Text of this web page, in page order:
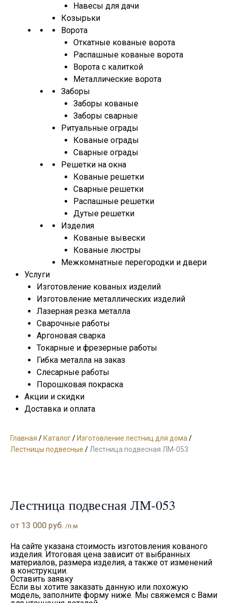
Навесы для дачи
Козырьки
Ворота
Откатные кованые ворота
Распашные кованые ворота
Ворота с калиткой
Металлические ворота
Заборы
Заборы кованые
Заборы сварные
Ритуальные ограды
Кованые ограды
Сварные ограды
Решетки на окна
Кованые решетки
Сварные решетки
Распашные решетки
Дутые решетки
Изделия
Кованые вывески
Кованые люстры
Межкомнатные перегородки и двери
Услуги
Изготовление кованых изделий
Изготовление металлических изделий
Лазерная резка металла
Сварочные работы
Аргоновая сварка
Токарные и фрезерные работы
Гибка металла на заказ
Слесарные работы
Порошковая покраска
Акции и скидки
Доставка и оплата
Главная /Каталог/Изготовление лестниц для дома /
Лестницы подвесные / Лестница подвесная ЛМ-053
Лестница подвесная ЛМ-053
от 13 000 руб. /п.м
На сайте указана стоимость изготовления кованого
изделия. Итоговая цена зависит от выбранных
материалов, размера изделия, а также от изменений
в конструкции.
Оставить заявку
Если вы хотите заказать данную или похожую
модель, заполните форму ниже. Мы свяжемся с Вами